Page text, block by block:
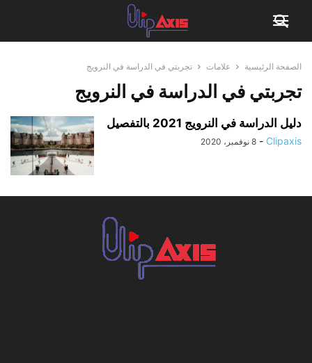
الصفحة الرئيسية علامات تجربتي في الدراسة في النرويج
تجربتي في الدراسة في النرويج
دليل الدراسة في النرويج 2021 بالتفصيل
Clipaxis
- 8 نوفمبر، 2020